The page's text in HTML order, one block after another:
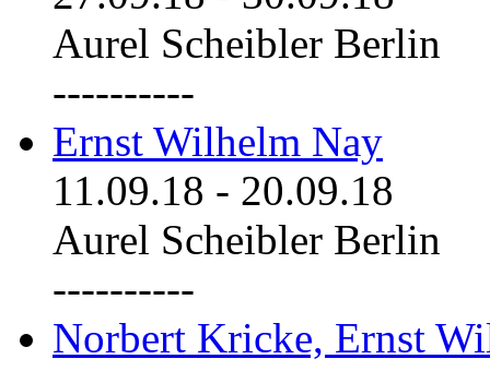
Aurel Scheibler Berlin
----------
Ernst Wilhelm Nay
11.09.18 - 20.09.18
Aurel Scheibler Berlin
----------
Norbert Kricke, Ernst